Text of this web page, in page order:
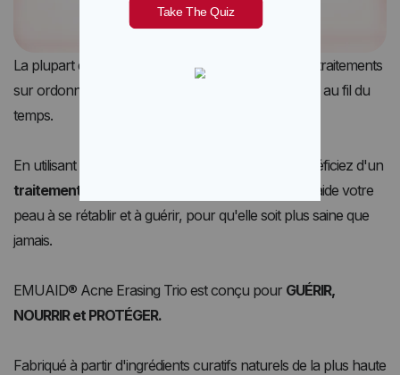
La plupart des traitements contre l'acné, même les traitements
sur ordonnance, peuvent endommager votre peau au fil du
temps.
En utilisant EMUAID® Acne Erasing Trio, vous bénéficiez d'un
traitement doux mais efficace contre l'acné
qui aide votre
peau à se rétablir et à guérir, pour qu'elle soit plus saine que
jamais.
EMUAID® Acne Erasing Trio est conçu pour GUÉRIR,
NOURRIR et PROTÉGER.
Fabriqué à partir d'ingrédients curatifs naturels de la plus haute